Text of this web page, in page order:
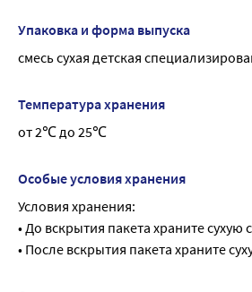
при непереносимости белков
при синдроме короткой кишки.
поступление в организм
содержит важные компоненты,
потребности детей с
Упаковка и форма выпуска
смесь сухая детская
Температура хранения
от 2℃ до 25℃
Особые условия хранения
Условия хранения:
• До вскрытия пакета храните
• После вскрытия пакета храните